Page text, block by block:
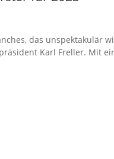
das unspektakulär
Karl Freller. Mit